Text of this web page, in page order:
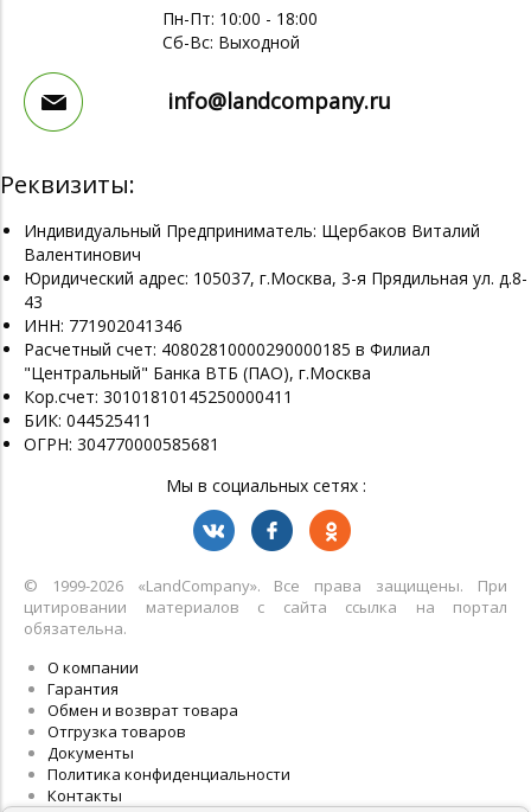
Пн-Пт: 10:00 - 18:00
Сб-Вс: Выходной
info@landcompany.ru
Реквизиты:
Индивидуальный Предприниматель: Щербаков Виталий
Валентинович
Юридический адрес: 105037, г.Москва, 3-я Прядильная ул. д.8-
43
ИНН: 771902041346
Расчетный счет: 40802810000290000185 в Филиал
"Центральный" Банка ВТБ (ПАО), г.Москва
Кор.счет: 30101810145250000411
БИК: 044525411
ОГРН: 304770000585681
Мы в социальных сетях :
© 1999-2026 «LandСompany». Все права защищены. При
цитировании материалов с сайта ссылка на портал
обязательна.
О компании
Гарантия
Обмен и возврат товара
Отгрузка товаров
Документы
Политика конфиденциальности
Контакты